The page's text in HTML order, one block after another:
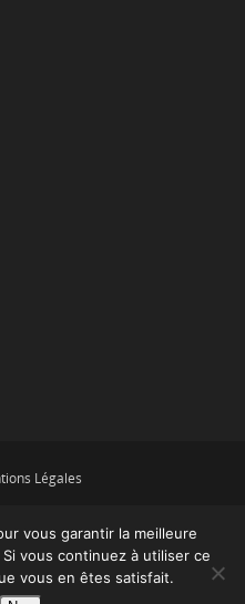
Légales
vous garantir la meilleure
vous continuez à utiliser ce
vous en êtes satisfait.